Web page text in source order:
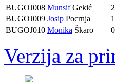
BUGOJ008 MunsifGekić
BUGOJ009 Josip Pocrnja
BUGOJ010 Monika Škaro
Verzija za